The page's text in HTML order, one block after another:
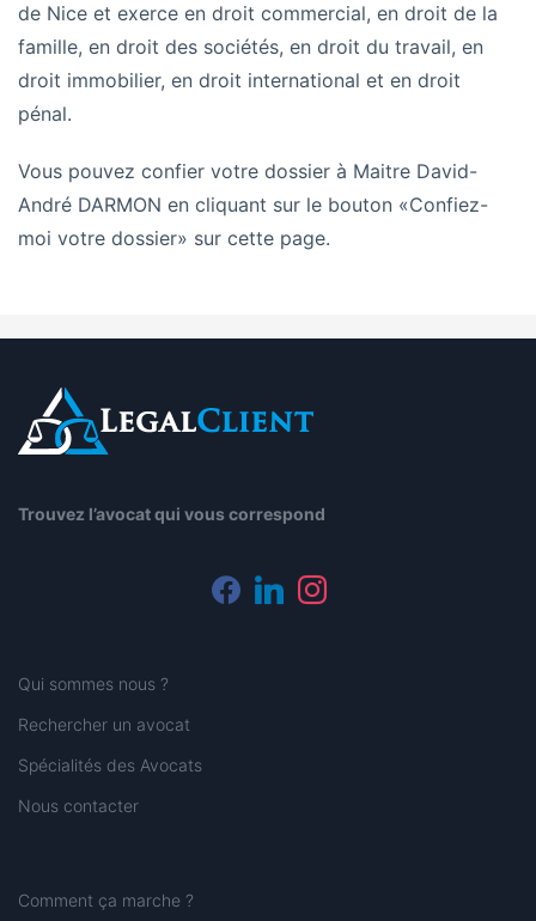
de Nice et exerce en droit commercial, en droit de la
famille, en droit des sociétés, en droit du travail, en
droit immobilier, en droit international et en droit
pénal.
Vous pouvez confier votre dossier à Maitre David-
André DARMON en cliquant sur le bouton «Confiez-
moi votre dossier» sur cette page.
Trouvez l’avocat qui vous correspond
facebooklinkedininstagram
Qui sommes nous ?
Rechercher un avocat
Spécialités des Avocats
Nous contacter
Comment ça marche ?